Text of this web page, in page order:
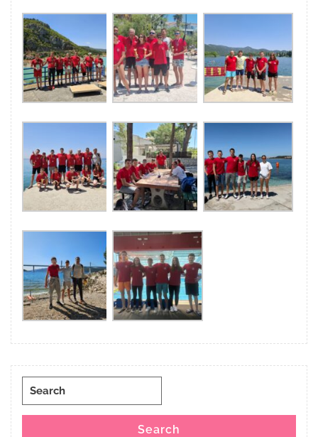
Search
Search